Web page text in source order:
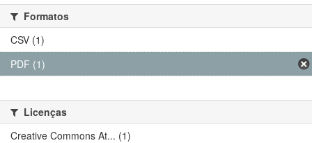
Formatos
CSV (1)
PDF (1)
Licenças
Creative Commons At... (1)